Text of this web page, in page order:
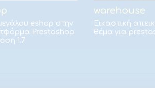
eshop στην
Prestashop
1.7
warehouse
Εικαστική
θέμα για